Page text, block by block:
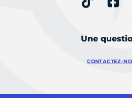
Une
CONTACTEZ-